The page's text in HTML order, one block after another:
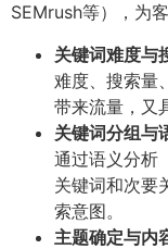
SEMrush等），为
关键词难度与
难度、搜索量
带来流量，又
关键词分组与
通过语义分析
关键词和次要
索意图。
主题确定与内